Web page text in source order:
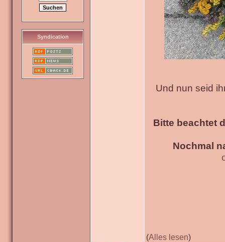
Syndication
Und nun seid
Bitte beachtet
Nochmal
(Alles lesen)